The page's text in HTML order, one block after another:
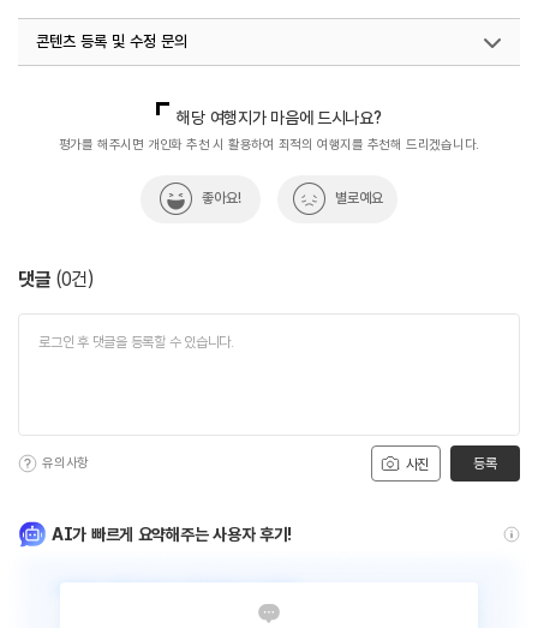
콘텐츠 등록 및 수정 문의
해당 여행지가 마음에 드시나요?
평가를 해주시면 개인화 추천 시 활용하여 최적의 여행지를 추천해 드리겠습니다.
좋아요! 별로예요
댓글 (0건)
사진
유의사항 등록
AI가 빠르게 요약해주는 사용자 후기!